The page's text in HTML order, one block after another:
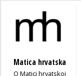
Matica hrvatska
O Matici hrvatskoj